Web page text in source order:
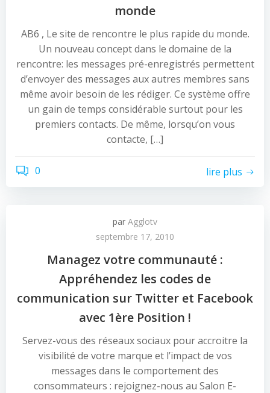
monde
AB6 , Le site de rencontre le plus rapide du monde.
Un nouveau concept dans le domaine de la
rencontre: les messages pré-enregistrés permettent
d’envoyer des messages aux autres membres sans
même avoir besoin de les rédiger. Ce système offre
un gain de temps considérable surtout pour les
premiers contacts. De même, lorsqu’on vous
contacte, […]
0 lire plus
par Agglotv
septembre 17, 2010
Managez votre communauté :
Appréhendez les codes de
communication sur Twitter et Facebook
avec 1ère Position !
Servez-vous des réseaux sociaux pour accroitre la
visibilité de votre marque et l’impact de vos
messages dans le comportement des
consommateurs : rejoignez-nous au Salon E-